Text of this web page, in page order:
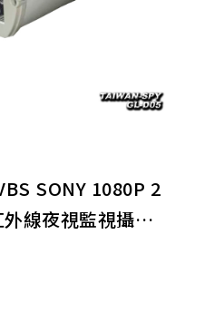
SONY 1080P 2
線夜視監視攝影